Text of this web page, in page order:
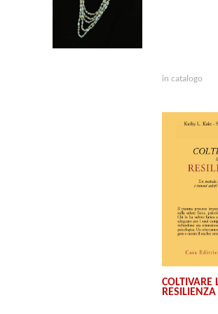
in catalogo
COLTIVARE
RESILIENZA